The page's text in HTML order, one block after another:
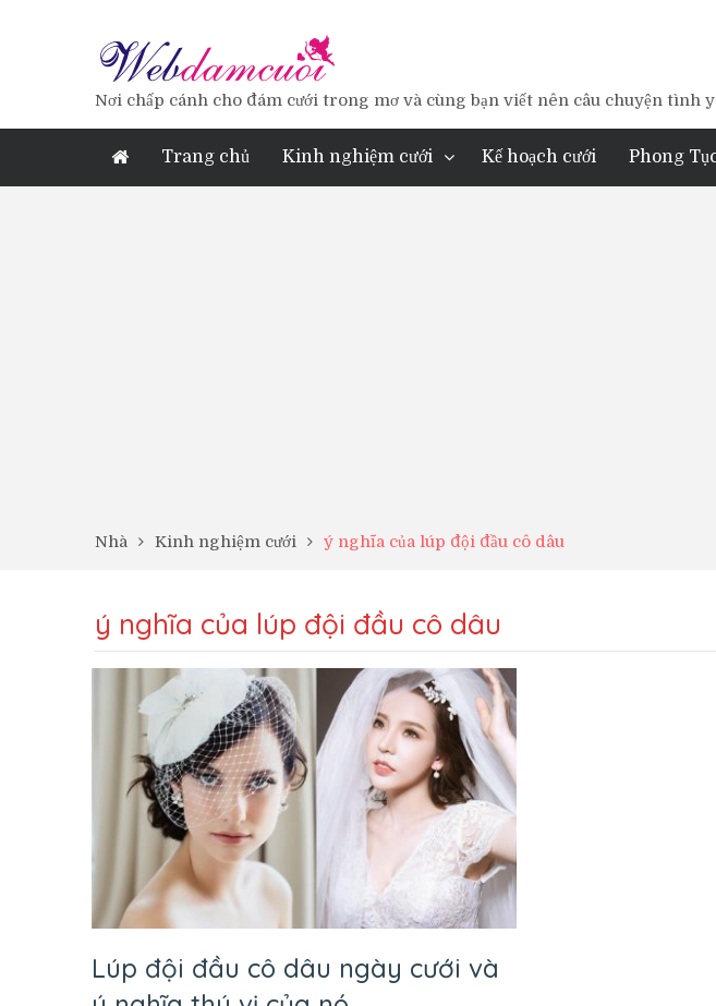
Nơi chấp cánh cho đám cưới trong mơ và cùng bạn viết nên câu chuyện
Trang chủ Kinh nghiệm cưới Kế hoạch cưới Phong
Nhà Kinh nghiệm cưới ý nghĩa của lúp đội đầu cô dâu
ý nghĩa của lúp đội đầu cô dâu
Lúp đội đầu cô dâu ngày cưới và